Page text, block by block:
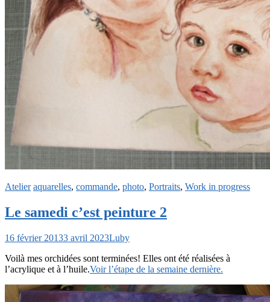
Atelier aquarelles, commande, photo, Portraits, Work in progress
Le samedi c’est peinture 2
16 février 20133 avril 2023Luby
Voilà mes orchidées sont terminées! Elles ont été réalisées à
l’acrylique et à l’huile.Voir l’étape de la semaine dernière.